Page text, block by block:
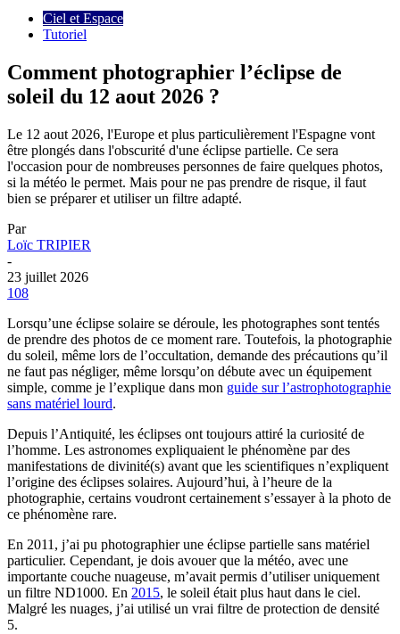
Ciel et Espace
Tutoriel
Comment photographier l’éclipse de
soleil du 12 aout 2026 ?
Le 12 aout 2026, l'Europe et plus particulièrement l'Espagne vont
être plongés dans l'obscurité d'une éclipse partielle. Ce sera
l'occasion pour de nombreuses personnes de faire quelques photos,
si la météo le permet. Mais pour ne pas prendre de risque, il faut
bien se préparer et utiliser un filtre adapté.
Par
Loïc TRIPIER
-
23 juillet 2026
108
Lorsqu’une éclipse solaire se déroule, les photographes sont tentés
de prendre des photos de ce moment rare. Toutefois, la photographie
du soleil, même lors de l’occultation, demande des précautions qu’il
ne faut pas négliger, même lorsqu’on débute avec un équipement
simple, comme je l’explique dans mon guide sur l’astrophotographie
sans matériel lourd.
Depuis l’Antiquité, les éclipses ont toujours attiré la curiosité de
l’homme. Les astronomes expliquaient le phénomène par des
manifestations de divinité(s) avant que les scientifiques n’expliquent
l’origine des éclipses solaires. Aujourd’hui, à l’heure de la
photographie, certains voudront certainement s’essayer à la photo de
ce phénomène rare.
En 2011, j’ai pu photographier une éclipse partielle sans matériel
particulier. Cependant, je dois avouer que la météo, avec une
importante couche nuageuse, m’avait permis d’utiliser uniquement
un filtre ND1000. En 2015, le soleil était plus haut dans le ciel.
Malgré les nuages, j’ai utilisé un vrai filtre de protection de densité
5.